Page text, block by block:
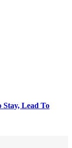
Stay, Lead To